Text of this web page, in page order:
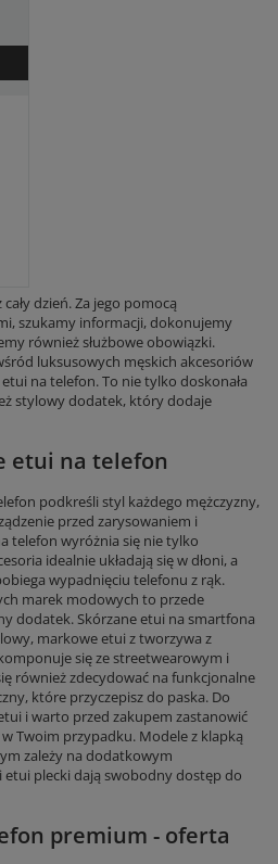
dzień. Za jego pomocą
szukamy informacji, dokonujemy
również służbowe obowiązki.
luksusowych męskich akcesoriów
na telefon. To nie tylko doskonała
stylowy dodatek, który dodaje
etui na telefon
podkreśli styl każdego mężczyzny,
przed zarysowaniem i
telefon wyróżnia się nie tylko
idealnie układają się w dłoni, a
wypadnięciu telefonu z rąk.
marek modowych to przede
dodatek. Skórzane etui na smartfona
markowe etui z tworzywa z
się ze streetwearowym i
również zdecydować na funkcjonalne
które przyczepisz do paska. Do
i warto przed zakupem zastanowić
Twoim przypadku. Modele z klapką
zależy na dodatkowym
etui plecki dają swobodny dostęp do
premium - oferta